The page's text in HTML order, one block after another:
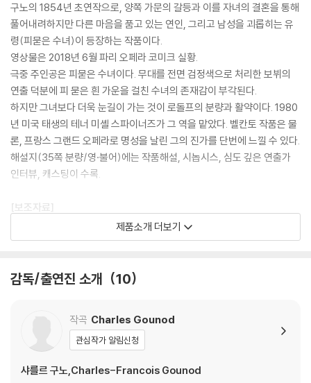
구노의 1854년 초연작으로, 양쪽 가문의 갈등과 이를 자녀의 결혼을 통해
풀어내려하지만 다른 마음을 품고 있는 연인, 그리고 남성을 괴롭히는 유
령(피묻은 수녀)이 등장하는 작품이다.
영상물은 2018년 6월 파리 오페라 코미크 실황.
극중 주인공은 피묻은 수녀이다. 무대를 전면 검정색으로 처리한 보뷔의
연출 덕분에 피 묻은 흰 가운을 걸친 수녀의 존재감이 부각된다.
하지만 그녀보다 더욱 눈길이 가는 것이 로돌프의 분량과 활약이다. 1980
년 미국 태생의 테너 미셸 스파이너즈가 그 역을 맡았다. 벨칸토 작품은 물
론, 프랑스 그랜드 오페라로 명성을 날린 그의 진가를 단번에 느낄 수 있다.
해설지(35쪽 분량/영·불어)에는 작품해설, 시놉시스, 심도 깊은 연출가
인터뷰, 캐스팅이 수록.
[보조자료]
샤를 구노(1818~1893)의 오페라 ‘피묻은 수녀’는 국내에 ‘피투성이가 된
4년 파리.
마음을 품고 있는 연인, 그리고 유령이 등장하는 낭만주의풍의 초자연적
존재와 현실을 융합시킨 작품이다. 이 영상물은 2018년 6월 파리 오페라
도 깊은 연출가 인터뷰, 캐스팅이 수록되어 있다.
제품소개 더보기
감독/출연진 소개 10
작곡 Charles Gounod
관심작가 알림신청
샤를르 구노,Charles-Francois Gounod